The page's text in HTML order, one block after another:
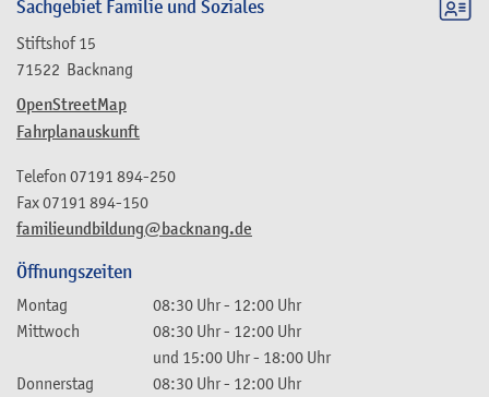
Sachgebiet Familie und Soziales
Stiftshof 15
71522 Backnang
OpenStreetMap
Fahrplanauskunft
familieundbildung@backnang.de
Telefon 07191 894-250
Fax07191 894-150
Öffnungszeiten
Montag 08:30 Uhr- 12:00 Uhr
Mittwoch
08:30 Uhr- 12:00 Uhr
und 15:00 Uhr- 18:00 Uhr
Donnerstag
08:30 Uhr- 12:00 Uhr